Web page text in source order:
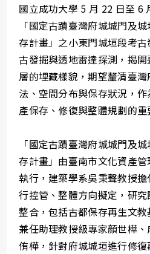
國立成功大學 5 月 22 日至 6
「國定古蹟臺灣府城城門及
存計畫」之小東門城垣段考
古發掘與透地雷達探測，揭
層的埋藏樣貌，期望釐清臺
法、空間分布與保存狀況，
產保存、修復與整體規劃的重
「國定古蹟臺灣府城城門及
存計畫」由臺南市文化資產
執行，建築學系吳秉聲教授
行控管、整體方向擬定，研
整合，包括古都保存再生文
兼任助理教授級專家顏世樺
侑樺，針對府城城垣進行修